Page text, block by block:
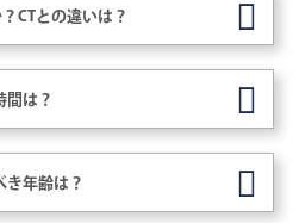
CTとの違いは？
間は？
き年齢は？